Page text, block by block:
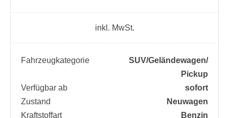
inkl. MwSt.
Fahrzeugkategorie
SUV/​Geländewagen/​
Pickup
Verfügbar ab
sofort
Zustand
Neuwagen
Kraftstoffart
Benzin